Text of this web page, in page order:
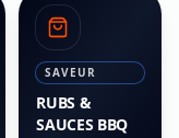
SAVEUR
RUBS &
SAUCES BBQ